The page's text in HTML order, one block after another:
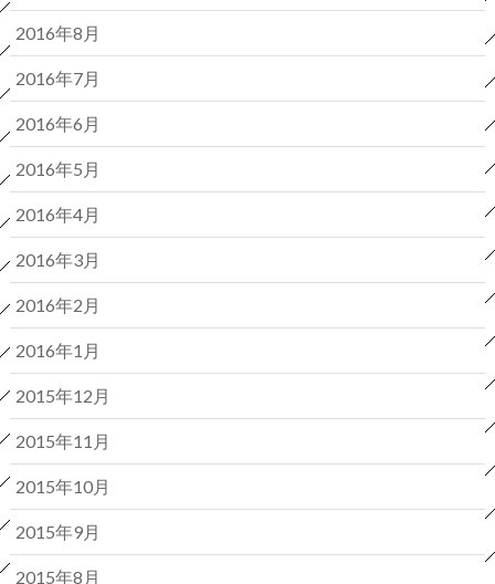
2016年8月
2016年7月
2016年6月
2016年5月
2016年4月
2016年3月
2016年2月
2016年1月
2015年12月
2015年11月
2015年10月
2015年9月
2015年8月